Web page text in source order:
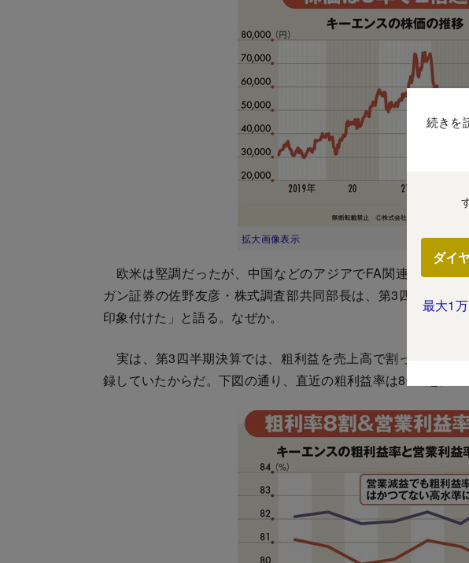
拡大画像表示
欧米は堅調だったが、中国などのアジアでFA関連機器が振
ガン証券の佐野友彦・株式調査部共同部長は、第3四半期決
印象付けた」と語る。なぜか。
実は、第3四半期決算では、粗利益を売上高で割った「粗
録していたからだ。下図の通り、直近の粗利益率は80％超に上
続きを
ダイ
最大1